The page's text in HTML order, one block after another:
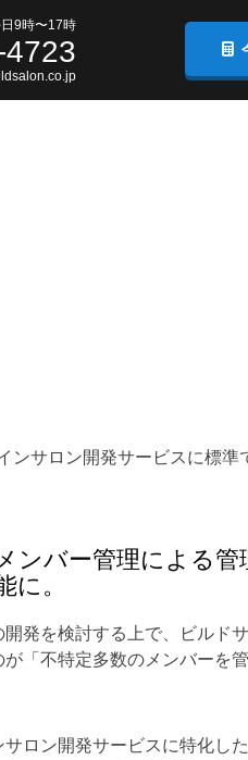
9時〜17時
サロン開発サービスに標準
ンバー管理による管
に。
発を検討する上で、ビルド
が「不特定多数のメンバーを
ロン開発サービスに特化し